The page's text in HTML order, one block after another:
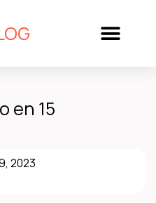
en 15
2023